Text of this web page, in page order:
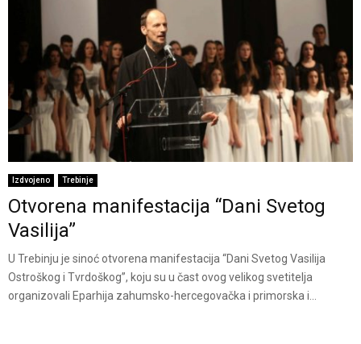
Izdvojeno Trebinje
Otvorena manifestacija “Dani Svetog
Vasilija”
U Trebinju je sinoć otvorena manifestacija “Dani Svetog Vasilija
Ostroškog i Tvrdoškog”, koju su u čast ovog velikog svetitelja
organizovali Eparhija zahumsko-hercegovačka i primorska i...